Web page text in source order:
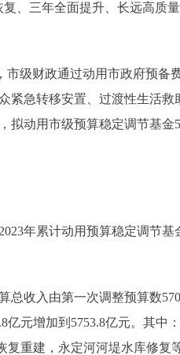
、三年全面提升、长远高质
级财政通过动用市政府预备
急转移安置、过渡性生活救
拟动用市级预算稳定调节基
年累计动用预算稳定调节基
收入由第一次调整预算数
元增加到5753.8亿元。其中
重建，永定河河堤水库修复